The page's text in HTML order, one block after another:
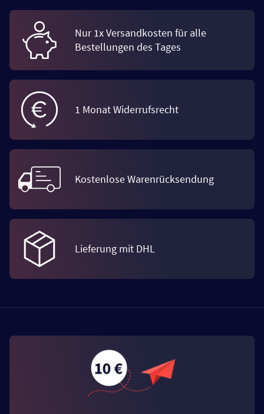
Nur 1x Versandkosten für alle
Bestellungen des Tages
1 Monat Widerrufsrecht
Kostenlose Warenrücksendung
Lieferung mit DHL